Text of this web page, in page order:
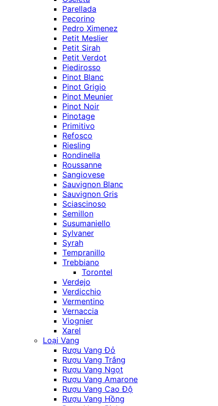
Parellada
Pecorino
Pedro Ximenez
Petit Meslier
Petit Sirah
Petit Verdot
Piedirosso
Pinot Blanc
Pinot Grigio
Pinot Meunier
Pinot Noir
Pinotage
Primitivo
Refosco
Riesling
Rondinella
Roussanne
Sangiovese
Sauvignon Blanc
Sauvignon Gris
Sciascinoso
Semillon
Susumaniello
Sylvaner
Syrah
Tempranillo
Trebbiano
Torontel
Verdejo
Verdicchio
Vermentino
Vernaccia
Viognier
Xarel
Loại Vang
Rượu Vang Đỏ
Rượu Vang Trắng
Rượu Vang Ngọt
Rượu Vang Amarone
Rượu Vang Cao Độ
Rượu Vang Hồng